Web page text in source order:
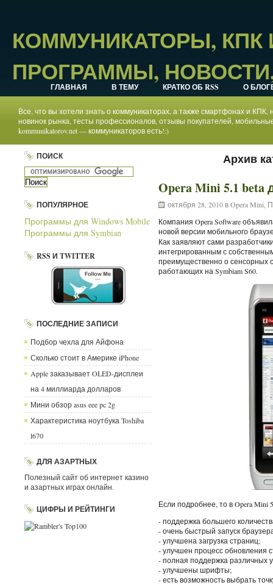
КОММУНИКАТОРЫ,
ПРОГРАММЫ,
ГЛАВНАЯ В ТЕМУ КРАТКО ОБ RSS О
Все, что вы хотели знать о коммуникаторах, а также смартфонах и
новинок рынка, тесты профессионалов, отзывы покупателей,
kommunikatorov.net — коммуникаторов есть!:)
ПОИСК
ПОПУЛЯРНОЕ
Программы для Windows Mobile
Программы для Symbian
RSS И TWITTER
ПОСЛЕДНИЕ ЗАПИСИ
Подбор чехла для Айфона
Сколько стоит в Америке iPhone
Apple заказывает OLED-дисплеи
на 4 миллиарда долларов
Мини обзор asus eee pc 2g
Характеристика ноутбука Toshiba
l670
ДЛЯ АЗАРТНЫХ
Полезный сайт об интернет казино
и азартных играх онлайн.
ЦИФРЫ И РЕЙТИНГИ
Архив
Opera Mini 5.1
октября 28, 2010 вOpera Mini
Компания Opera Software
новой версии мобильного
Как заявляют сами
интегрированным с
преимущественно о сенсорных
работающих на Symbiam S60.
Если подробнее, то в Opera
- поддержка большего
- очень быстрый запуск
- улучшена загрузка страниц;
- улучшен процесс обновления
- полная поддержка различных
- улучшены шрифты;
- есть возможность выбрать